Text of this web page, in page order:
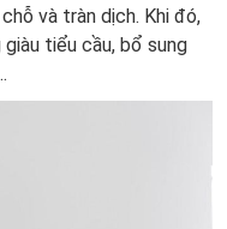
và tràn dịch. Khi đó,
tiểu cầu, bổ sung